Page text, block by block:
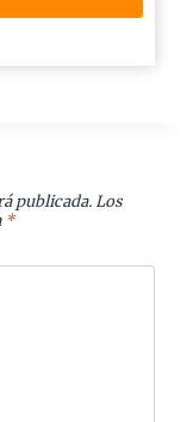
publicada. Los
*